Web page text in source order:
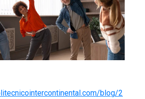
blog/2